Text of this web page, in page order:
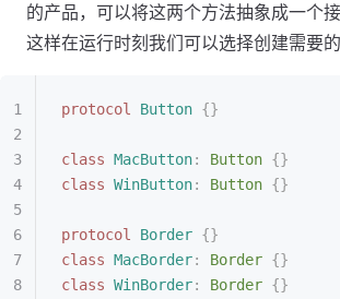
的产品，可以将这两个方法抽象成一个
这样在运行时刻我们可以选择创建需要
protocol Button {}
class MacButton: Button {}
class WinButton: Button {}
protocol Border {}
class MacBorder: Border {}
class WinBorder: Border {}